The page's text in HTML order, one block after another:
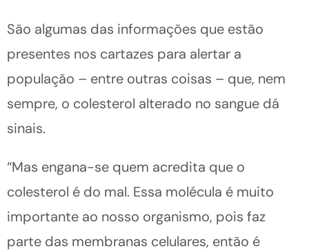
São algumas das informações que estão
presentes nos cartazes para alertar a
população – entre outras coisas – que, nem
sempre, o colesterol alterado no sangue dá
sinais.
“Mas engana-se quem acredita que o
colesterol é do mal. Essa molécula é muito
importante ao nosso organismo, pois faz
parte das membranas celulares, então é